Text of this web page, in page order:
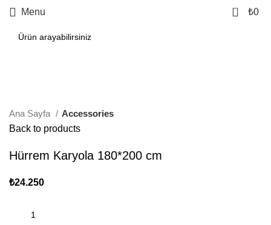
Menu 0 ₺0
Ana Sayfa
Accessories
Back to products
Hürrem Karyola 180*200 cm
₺24.250